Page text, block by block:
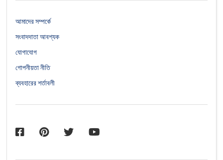
আমাদের সম্পর্কে
সংবাদদাতা আবশ্যক
যোগাযোগ
গোপনীয়তা নীতি
ব্যবহারের শর্তাবলী